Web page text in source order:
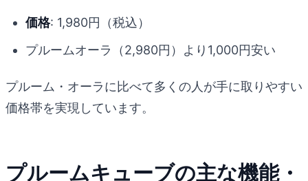
価格: 1,980円（税込）
プルームオーラ（2,980円）より1,000円安い
プルーム・オーラに比べて多くの人が手に取りやすい
価格帯を実現しています。
プルームキューブの主な機能・